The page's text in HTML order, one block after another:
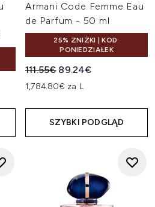
Armani Code Femme Eau
de Parfum - 50 ml
25% ZNIŻKI | KOD:
PONIEDZIAŁEK
Sugerowana cena
111.55€ Aktualna cena:
89.24€
1,784.80€ za L
SZYBKI PODGLĄD